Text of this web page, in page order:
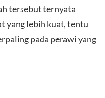
tersebut ternyata
yang lebih kuat, tentu
pada perawi yang